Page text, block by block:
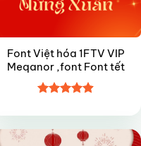
Font Việt hóa 1FTV VIP
Meqanor ,font Font tết
hạng4.95
sao